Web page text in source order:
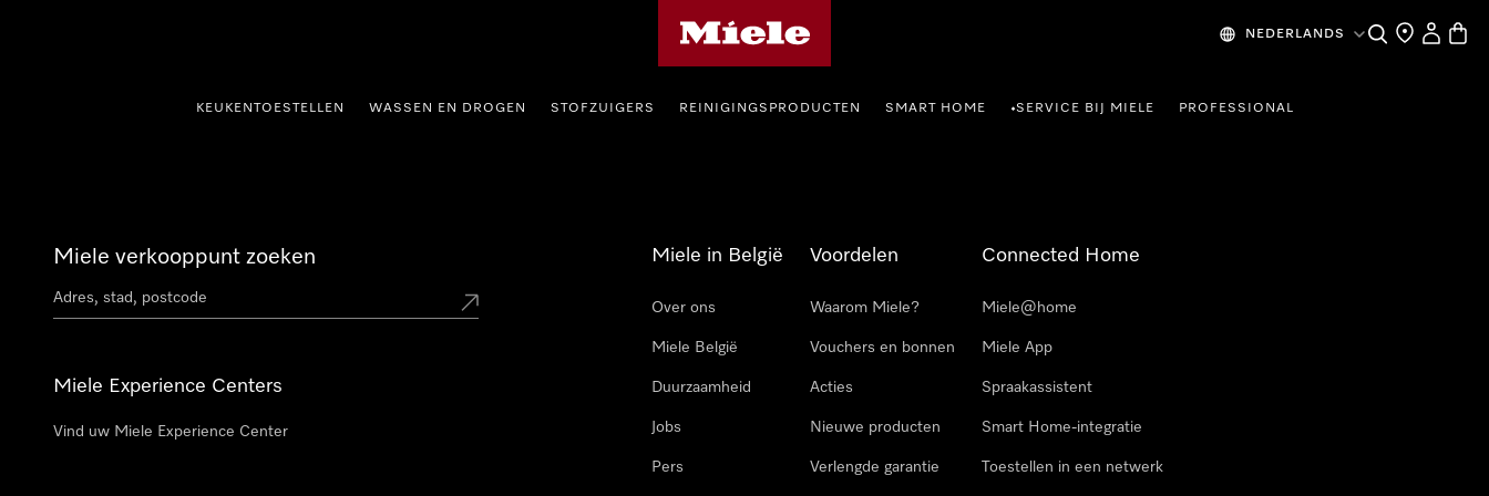
NEDERLANDS Wat zoek je?
Dealer zoeken
Mijn
KEUKENTOESTELLEN WASSEN EN DROGEN STOFZUIGERS REINIGINGSPRODUCTEN SMART HOME •SERVICE BIJ MIELE PROFESSIONAL
Miele verkooppunt zoeken
Miele Experience Centers
Vind uw Miele Experience Center
Miele in België
Over ons
Miele België
Duurzaamheid
Jobs
Pers
Voordelen
Waarom Miele?
Vouchers en bonnen
Acties
Nieuwe producten
Verlengde garantie
Connected Home
Miele@home
Miele App
Spraakassistent
Smart Home-integratie
Toestellen in een netwerk